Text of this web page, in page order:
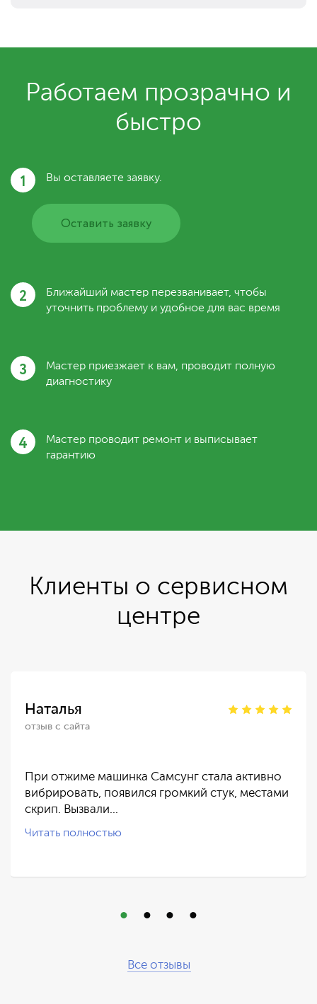
Работаем прозрачно и
быстро
1 Вы оставляете заявку.
Оставить заявку
2
Ближайший мастер перезванивает, чтобы
уточнить проблему и удобное для вас время
3
Мастер приезжает к вам, проводит полную
диагностику
4
Мастер проводит ремонт и выписывает
гарантию
Клиенты о сервисном
центре
Наталья
отзыв с сайта
При отжиме машинка Самсунг стала активно
вибрировать, появился громкий стук, местами
скрип. Вызвали…
Читать полностью
Все отзывы